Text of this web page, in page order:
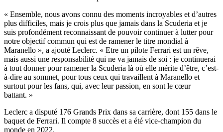
« Ensemble, nous avons connu des moments incroyables et d’autres
plus difficiles, mais je crois plus que jamais dans la Scuderia et je
suis profondément reconnaissant de pouvoir continuer à lutter pour
notre objectif commun qui est de ramener le titre mondial à
Maranello », a ajouté Leclerc. « Etre un pilote Ferrari est un rêve,
mais aussi une responsabilité qui ne va jamais de soi : je continuerai
à tout donner pour ramener la Scuderia là où elle mérite d’être, c’est-
à-dire au sommet, pour tous ceux qui travaillent à Maranello et
surtout pour les fans, qui, avec leur passion, en sont le cœur
battant. »
Leclerc a disputé 176 Grands Prix dans sa carrière, dont 155 dans le
baquet de Ferrari. Il compte 8 succès et a été vice-champion du
monde en 2022.